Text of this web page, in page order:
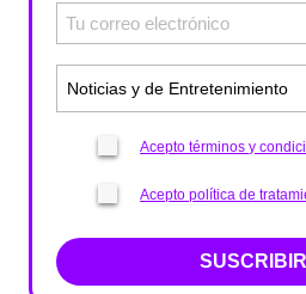
Acepto términos y
Acepto política de